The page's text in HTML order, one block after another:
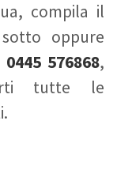
compila il
oppure
0445 576868,
tutte le